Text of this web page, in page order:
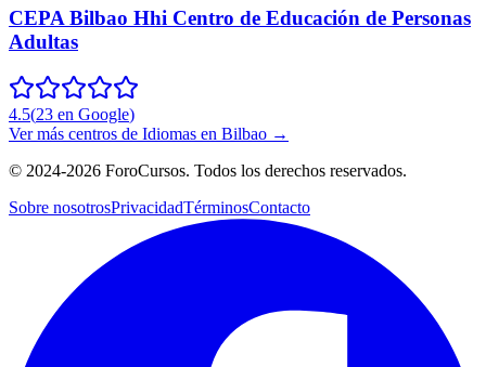
CEPA Bilbao Hhi Centro de Educación de Personas
Adultas
4.5(23 en Google)
Ver más centros de Idiomas en Bilbao →
© 2024-2026 ForoCursos. Todos los derechos reservados.
Sobre nosotrosPrivacidadTérminosContacto